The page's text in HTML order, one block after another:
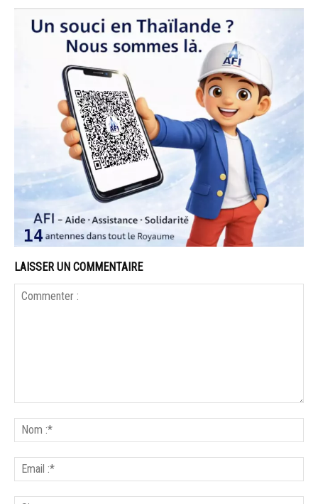
LAISSER UN COMMENTAIRE